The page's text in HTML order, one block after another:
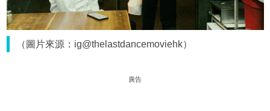
（圖片來源：ig@thelastdancemoviehk）
廣告